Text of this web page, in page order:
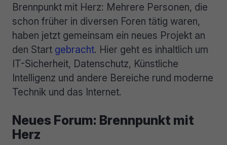
Brennpunkt mit Herz: Mehrere Personen, die
schon früher in diversen Foren tätig waren,
haben jetzt gemeinsam ein neues Projekt an
den Start gebracht. Hier geht es inhaltlich um
IT-Sicherheit, Datenschutz, Künstliche
Intelligenz und andere Bereiche rund moderne
Technik und das Internet.
Neues Forum: Brennpunkt mit
Herz